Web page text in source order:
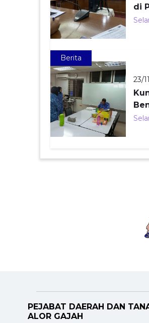
di
Berita
23/
PEJABAT DAERAH DAN
ALOR GAJAH